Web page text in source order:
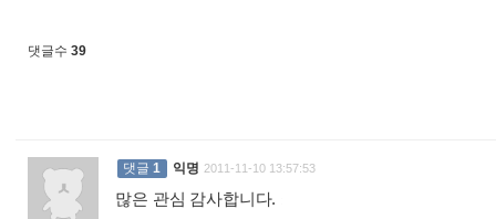
댓글수 39
댓글 1 익명 2011-11-10 13:57:53
많은 관심 감사합니다.